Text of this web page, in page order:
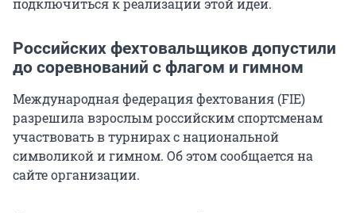
подключиться к реализации этой идеи.
Российских фехтовальщиков допустили
до соревнований с флагом и гимном
Международная федерация фехтования (FIE)
разрешила взрослым российским спортсменам
участвовать в турнирах с национальной
символикой и гимном. Об этом сообщается на
сайте организации.